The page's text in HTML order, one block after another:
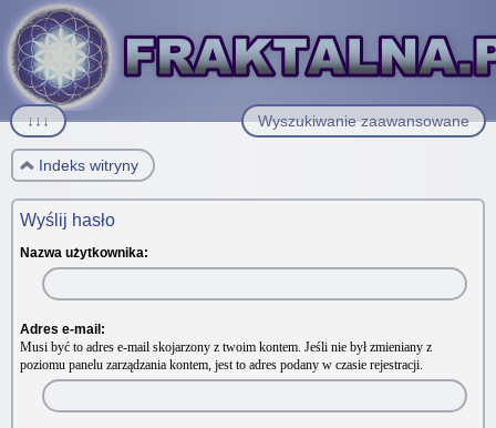
Wyszukiwanie zaawansowane
↓↓↓
Indeks witryny
Wyślij hasło
Nazwa użytkownika:
Adres e-mail:
Musi być to adres e-mail skojarzony z twoim kontem. Jeśli nie był zmieniany z
poziomu panelu zarządzania kontem, jest to adres podany w czasie rejestracji.